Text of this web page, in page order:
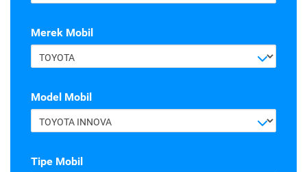
Merek Mobil
TOYOTA
Model Mobil
TOYOTA INNOVA
Tipe Mobil